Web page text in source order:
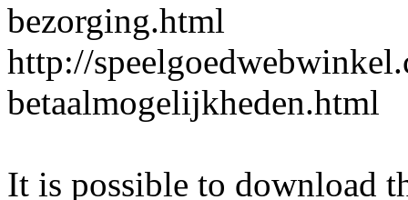
bezorging.html
http://
betaalmogelijkheden.html
It is possible to download